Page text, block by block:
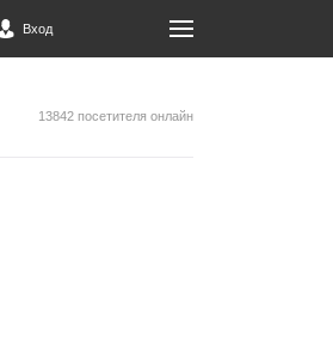
Вход
13842 посетителя онлайн